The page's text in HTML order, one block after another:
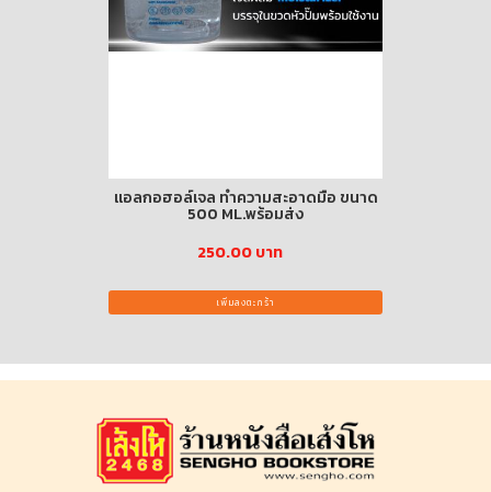
แอลกอฮอล์เจล ทำความสะอาดมือ ขนาด
500 ML.พร้อมส่ง
250.00 บาท
เพิ่มลงตะกร้า